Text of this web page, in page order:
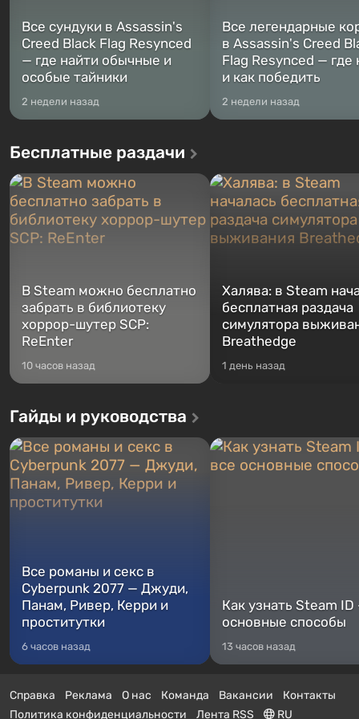
Все сундуки в Assassin's
Creed Black Flag Resynced
— где найти обычные и
особые тайники
2 недели назад
Все легендарные
в Assassin's Creed
Flag Resynced — где
и как победить
2 недели назад
Бесплатные раздачи
В Steam можно бесплатно
забрать в библиотеку
хоррор-шутер SCP:
ReEnter
10 часов назад
Халява: в Steam
бесплатная раздача
симулятора
Breathedge
1 день назад
Гайды и руководства
Все романы и секс в
Cyberpunk 2077 — Джуди,
Панам, Ривер, Керри и
проститутки
6 часов назад
Как узнать Steam
основные способы
13 часов назад
Справка Реклама О нас Команда Вакансии
Контакты
Политика конфиденциальности
Лента RSS RU